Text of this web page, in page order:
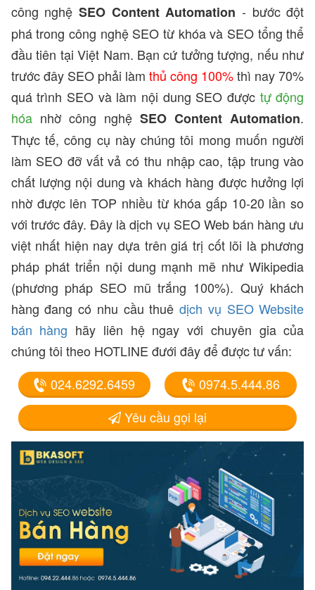
công nghệSEO Content Automation - bước đột
phá trong công nghệ SEO từ khóa và SEO tổng thể
đầu tiên tại Việt Nam. Bạn cứ tưởng tượng, nếu như
trước đây SEO phải làm thủ công 100%thì nay 70%
quá trình SEO và làm nội dung SEO được tự động
hóanhờ công nghệSEO Content Automation.
Thực tế, công cụ này chúng tôi mong muốn người
làm SEO đỡ vất vả có thu nhập cao, tập trung vào
chất lượng nội dung và khách hàng được hưởng lợi
nhờ được lên TOP nhiều từ khóa gấp 10-20 lần so
với trước đây. Đây là dịch vụ SEO Web bán hàng ưu
việt nhất hiện nay dựa trên giá trị cốt lõi là phương
pháp phát triển nội dung mạnh mẽ như Wikipedia
(phương pháp SEO mũ trắng 100%). Quý khách
hàng đang có nhu cầu thuêdịch vụ SEO Website
bán hàng hãy liên hệ ngay với chuyên gia của
chúng tôi theo HOTLINE đưới đây để được tư vấn:
024.6292.6459
0974.5.444.86
Yêu cầu gọi lại